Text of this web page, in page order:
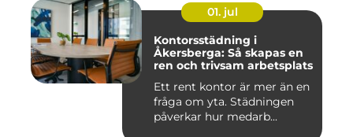
01. jul
Kontorsstädning i
Åkersberga: Så skapas en
ren och trivsam arbetsplats
Ett rent kontor är mer än en
fråga om yta. Städningen
påverkar hur medarb...